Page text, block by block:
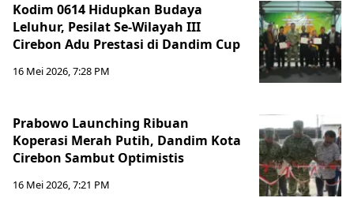
Kodim 0614 Hidupkan Budaya
Leluhur, Pesilat Se-Wilayah III
Cirebon Adu Prestasi di Dandim Cup
16 Mei 2026, 7:28 PM
Prabowo Launching Ribuan
Koperasi Merah Putih, Dandim Kota
Cirebon Sambut Optimistis
16 Mei 2026, 7:21 PM